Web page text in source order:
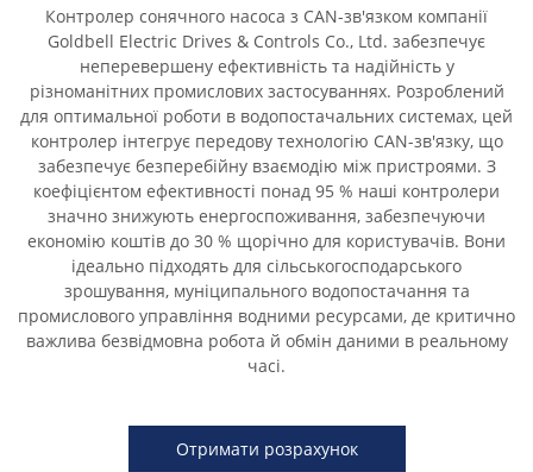
Контролер сонячного насоса з CAN-зв'язком компанії
Goldbell Electric Drives & Controls Co., Ltd. забезпечує
неперевершену ефективність та надійність у
різноманітних промислових застосуваннях. Розроблений
для оптимальної роботи в водопостачальних системах, цей
контролер інтегрує передову технологію CAN-зв'язку, що
забезпечує безперебійну взаємодію між пристроями. З
коефіцієнтом ефективності понад 95 % наші контролери
значно знижують енергоспоживання, забезпечуючи
економію коштів до 30 % щорічно для користувачів. Вони
ідеально підходять для сільськогосподарського
зрошування, муніципального водопостачання та
промислового управління водними ресурсами, де критично
важлива безвідмовна робота й обмін даними в реальному
часі.
Отримати розрахунок